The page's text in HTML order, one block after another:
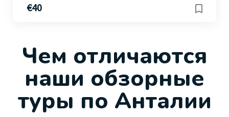
€40
Чем отличаются
наши обзорные
туры по Анталии